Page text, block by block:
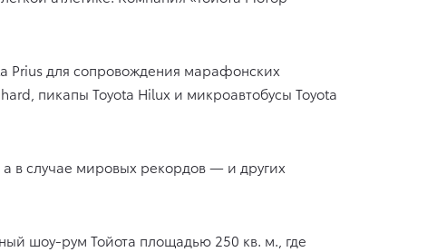
Prius для сопровождения марафонских
пикапы Toyota Hilux и микроавтобусы Toyota
в случае мировых рекордов — и других
шоу-рум Тойота площадью 250 кв. м., где